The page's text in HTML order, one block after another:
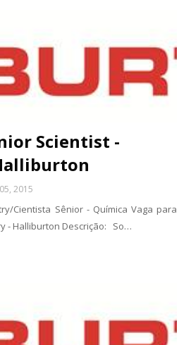
Scientist -
2015
Cientista Sênior - Química Vaga para
- Halliburton Descrição: So…